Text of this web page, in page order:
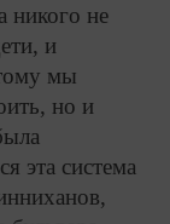
никого не
и
мы
но и
эта система